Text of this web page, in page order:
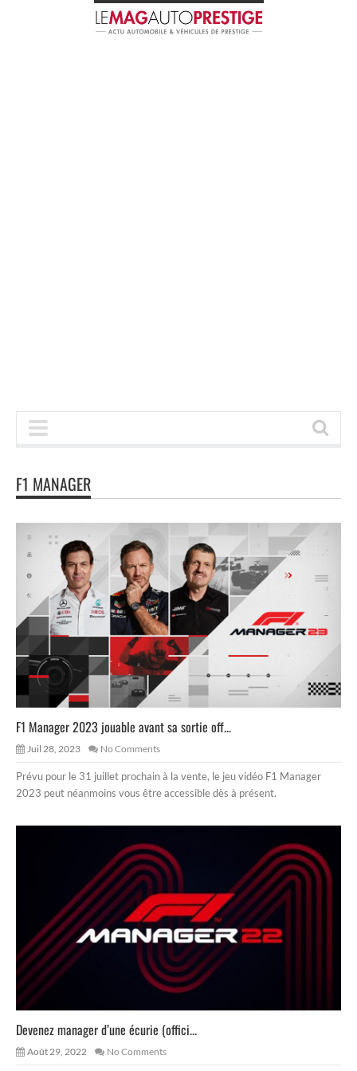
F1 MANAGER
F1 Manager 2023 jouable avant sa sortie off...
Juil 28, 2023 No Comments
Prévu pour le 31 juillet prochain à la vente, le jeu vidéo F1 Manager
2023 peut néanmoins vous être accessible dès à présent.
Devenez manager d’une écurie (offici...
Août 29, 2022 No Comments